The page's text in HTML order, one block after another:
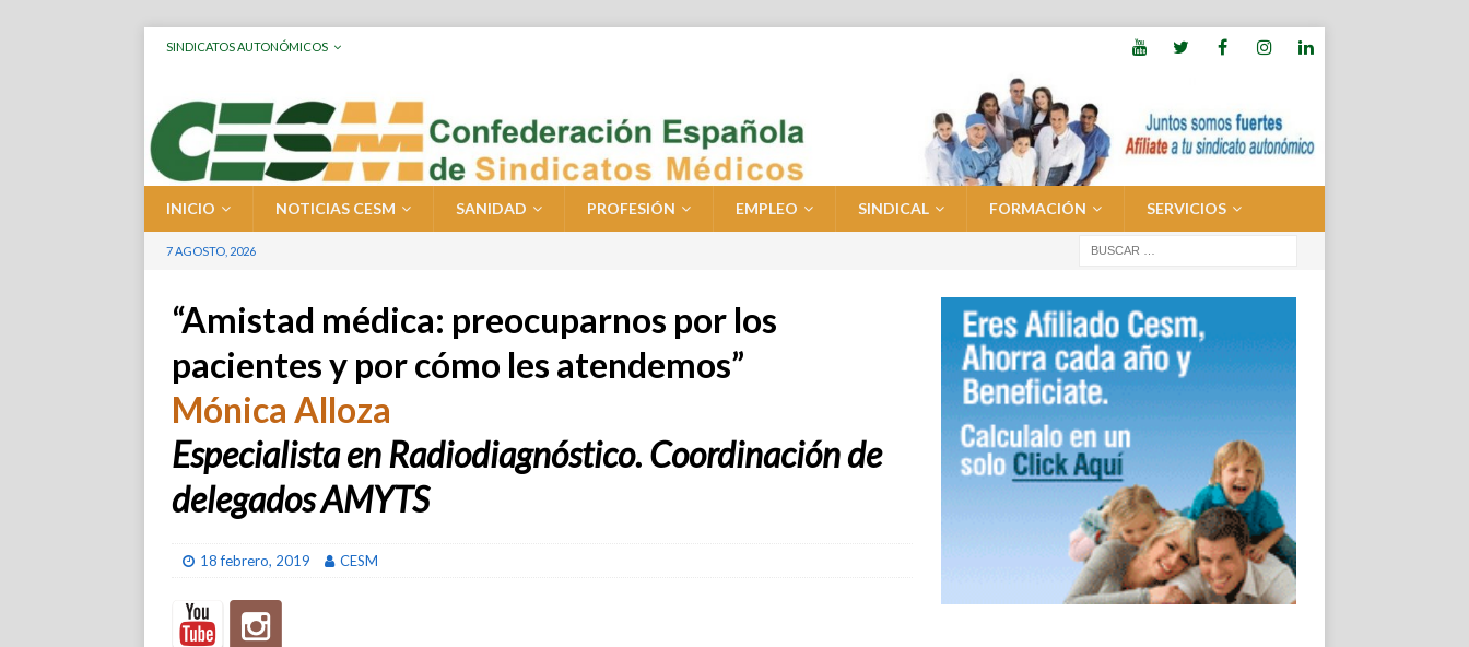
SINDICATOS AUTONÓMICOS
INICIO NOTICIAS CESM SANIDAD PROFESIÓN EMPLEO SINDICAL FORMACIÓN SERVICIOS
7 AGOSTO, 2026
“Amistad médica: preocuparnos por los
pacientes y por cómo les atendemos”
Mónica Alloza
Especialista en Radiodiagnóstico. Coordinación de
delegados AMYTS
18 febrero, 2019 CESM